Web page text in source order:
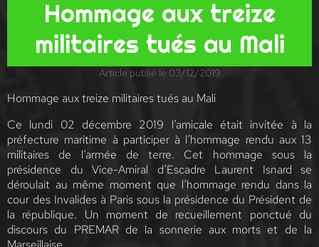
Hommage aux treize
militaires tués au Mali
Article publié le 03/12/2019
Hommage aux treize militaires tués au Mali
Ce lundi 02 décembre 2019 l’amicale était invitée à la
préfecture maritime à participer à l’hommage rendu aux 13
militaires de l’armée de terre. Cet hommage sous la
présidence du Vice-Amiral d’Escadre Laurent Isnard se
déroulait au même moment que l’hommage rendu dans la
cour des Invalides à Paris sous la présidence du Président de
la république. Un moment de recueillement ponctué du
discours du PREMAR de la sonnerie aux morts et de la